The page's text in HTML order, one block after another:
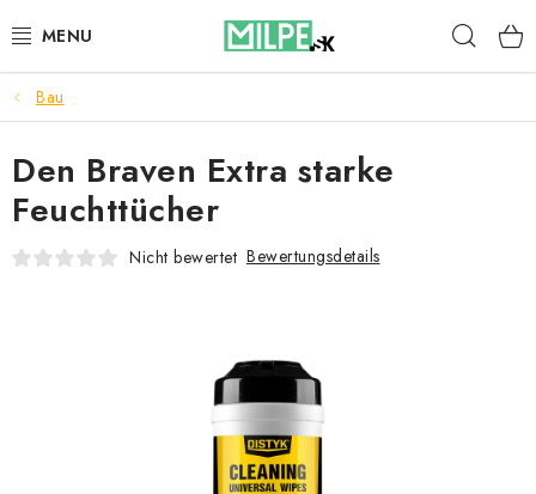
Inhalt
DACHFENSTER
DACHBODENTREPPE
HAUS UND GARTEN
Reklamationen und Rücksendungen
Bau
Den Braven Extra starke
Feuchttücher
Nicht bewertet Bewertungsdetails